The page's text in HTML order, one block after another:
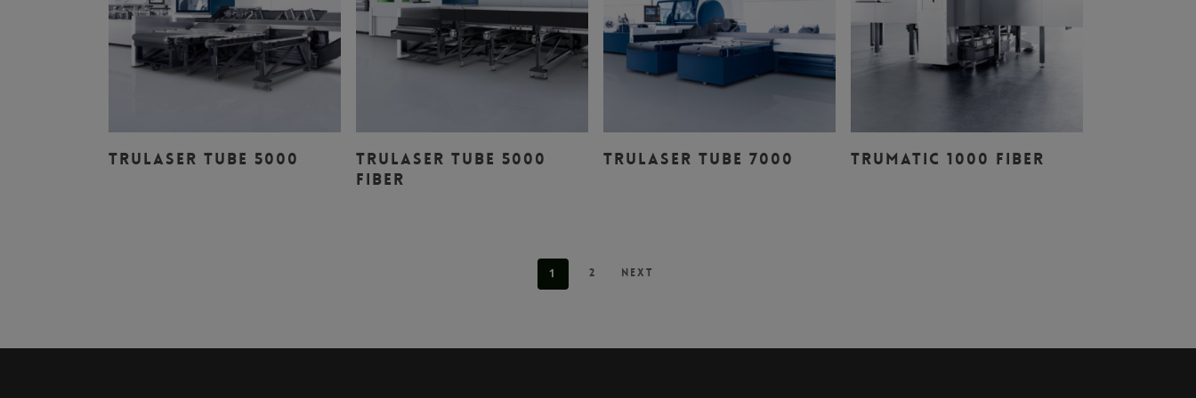
Leer Más
TRULASER TUBE 5000 Leer Más
TRULASER TUBE 5000
FIBER
Leer Más
TRULASER TUBE 7000 Leer Más
TRUMATIC 1000 FIBER
1 2 Next